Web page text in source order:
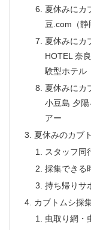
夏休みにカ
豆.com（静
夏休みにカ
HOTEL 奈
験型ホテル
夏休みにカ
小豆島 夕
アー
夏休みのカブ
スタッフ同
採集できる
持ち帰りサ
カブトムシ採
虫取り網・